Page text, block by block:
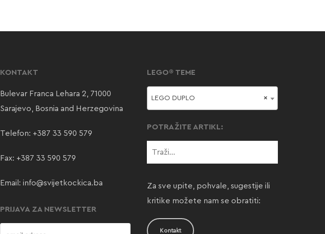
KONTAKT
Bulevar Franca Lehara 2, 71000
Sarajevo, Bosnia and Herzegovina
Telefon: +387 33 590 579
Fax: +387 33 590 579
Email: info@svijetkockica.ba
PRIJAVA ZA NEWSLETTER
LEGO® TEME
×
LEGO DUPLO
POTRAŽITE ARTIKL:
Za sve upite, pohvale, sugestije ili
kritike možete nam se obratiti:
Kontakt